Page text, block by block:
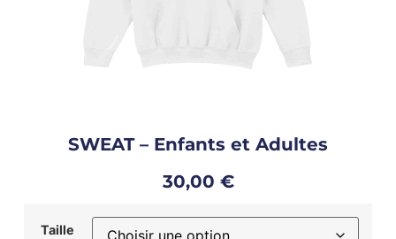
SWEAT – Enfants et Adultes
30,00 €
Taille